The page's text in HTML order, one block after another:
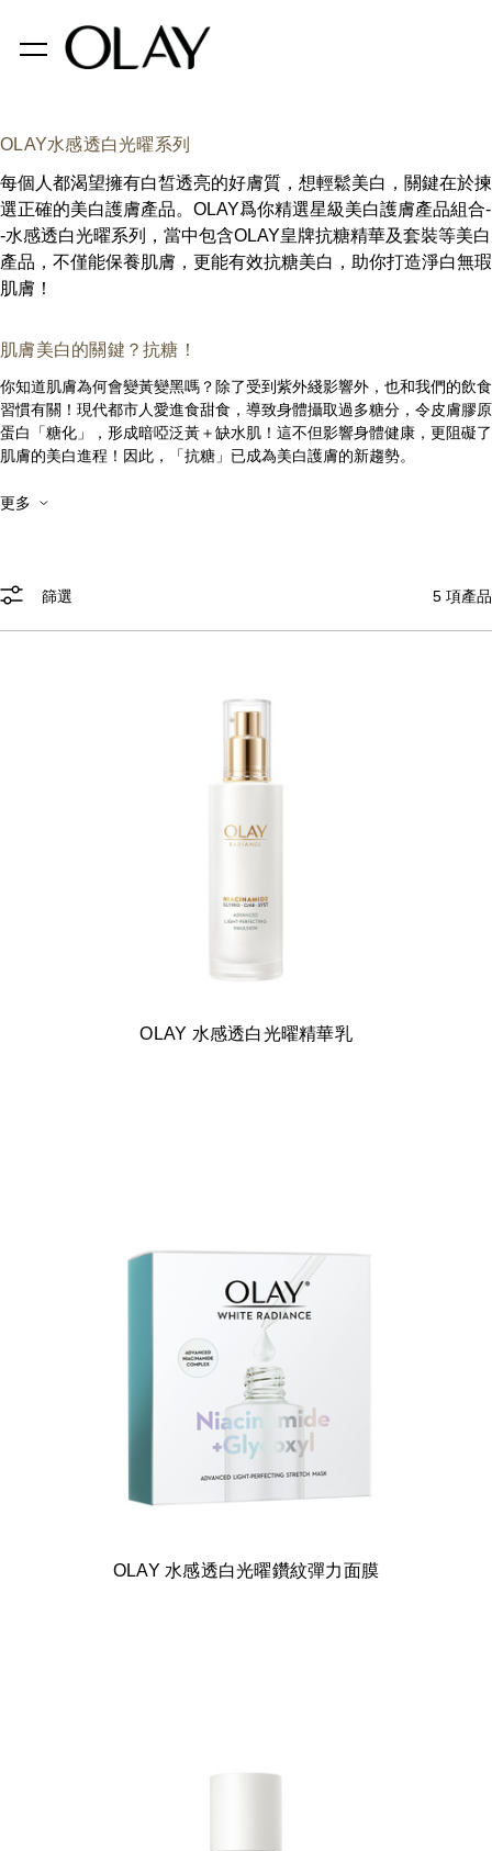
OLAY水感透白光曜系列
每個人都渴望擁有白皙透亮的好膚質，想輕鬆美白，關鍵在於揀
選正確的美白護膚產品。OLAY爲你精選星級美白護膚產品組合-
-水感透白光曜系列，當中包含OLAY皇牌抗糖精華及套裝等美白
產品，不僅能保養肌膚，更能有效抗糖美白，助你打造淨白無瑕
肌膚！
肌膚美白的關鍵？抗糖！
你知道肌膚為何會變黃變黑嗎？除了受到紫外綫影響外，也和我們的飲食
習慣有關！現代都市人愛進食甜食，導致身體攝取過多糖分，令皮膚膠原
蛋白「糖化」，形成暗啞泛黃＋缺水肌！這不但影響身體健康，更阻礙了
肌膚的美白進程！因此，「抗糖」已成為美白護膚的新趨勢。
更多
篩選 5 項產品
OLAY 水感透白光曜精華乳
OLAY 水感透白光曜鑽紋彈力面膜